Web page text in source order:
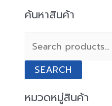
ค้นหาสินค้า
S
r
c
h
SEARCH
หมวดหมู่สินค้า